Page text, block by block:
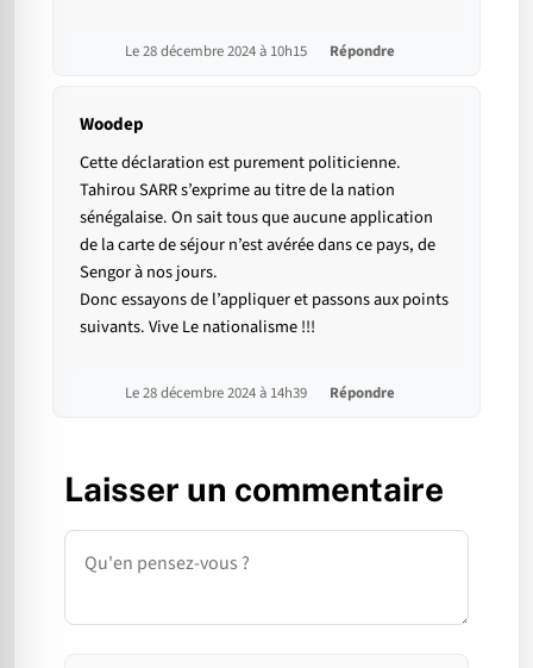
Le 28 décembre 2024 à 10h15 Répondre
Woodep
Cette déclaration est purement politicienne.
Tahirou SARR s’exprime au titre de la nation
sénégalaise. On sait tous que aucune application
de la carte de séjour n’est avérée dans ce pays, de
Sengor à nos jours.
Donc essayons de l’appliquer et passons aux points
suivants. Vive Le nationalisme !!!
Le 28 décembre 2024 à 14h39 Répondre
Laisser un commentaire
Commentaire